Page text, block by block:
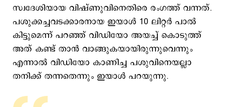
സ്വദേശിയായ വിഷ്ണുവിനെതിരെ രംഗത്ത് വന്നത്.
പശുക്കച്ചവടക്കാരനായ ഇയാള്‍ 10 ലിറ്റര്‍ പാല്‍
കിട്ടുമെന്ന് പറഞ്ഞ് വിഡിയോ അയച്ച് കൊടുത്ത്
അത് കണ്ട് താന്‍ വാങ്ങുകയായിരുന്നുവെന്നും
എന്നാല്‍‌ വിഡിയോ കാണിച്ച പശുവിനെയല്ലാ
തനിക്ക് തന്നതെന്നും ഇയാള്‍ പറയുന്നു.